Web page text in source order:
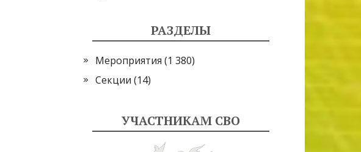
РАЗДЕЛЫ
Мероприятия (1 380)
Секции (14)
УЧАСТНИКАМ СВО